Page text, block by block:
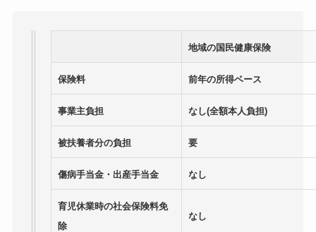
地域の国民健康保険
保険料 前年の所得ベース
事業主負担 なし(全額本人負担)
被扶養者分の負担 要
傷病手当金・出産手当金 なし
育児休業時の社会保険料免
除
なし